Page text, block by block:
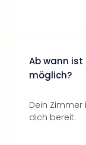
Ab wann ist
möglich?
Dein Zimmer
dich bereit.